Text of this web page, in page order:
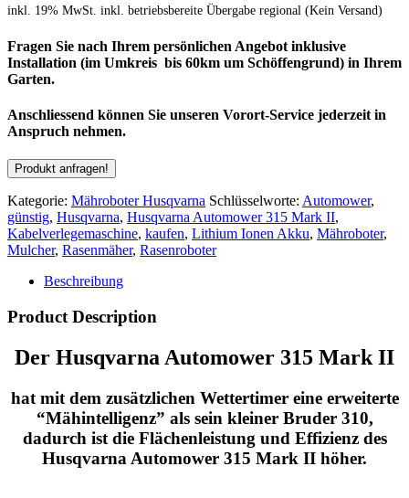
inkl. 19% MwSt. inkl. betriebsbereite Übergabe regional (Kein Versand)
Fragen Sie nach Ihrem persönlichen Angebot inklusive
Installation (im Umkreis bis 60km um Schöffengrund) in Ihrem
Garten.
Anschliessend können Sie unseren Vorort-Service jederzeit in
Anspruch nehmen.
Kategorie: Mähroboter Husqvarna Schlüsselworte: Automower,
günstig, Husqvarna, Husqvarna Automower 315 Mark II,
Kabelverlegemaschine, kaufen, Lithium Ionen Akku, Mähroboter,
Mulcher, Rasenmäher, Rasenroboter
Beschreibung
Product Description
Der Husqvarna Automower 315 Mark II
hat mit dem zusätzlichen Wettertimer eine erweiterte
“Mähintelligenz” als sein kleiner Bruder 310,
dadurch ist die Flächenleistung und Effizienz des
Husqvarna Automower 315 Mark II höher.